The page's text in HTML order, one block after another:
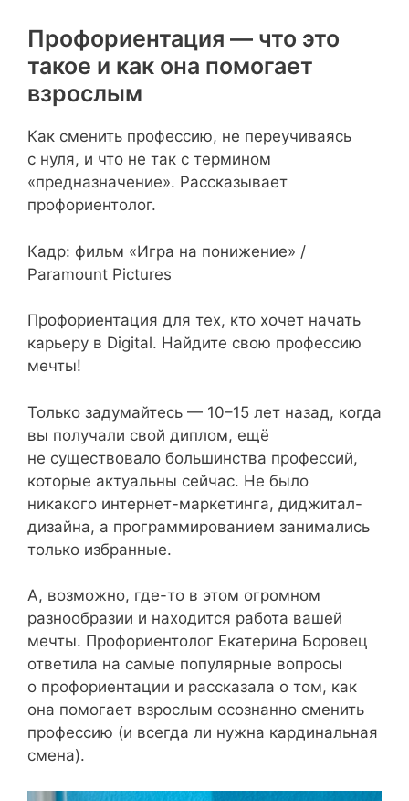
Профориентация — что это
такое и как она помогает
взрослым
Как сменить профессию, не переучиваясь
с нуля, и что не так с термином
«предназначение». Рассказывает
профориентолог.
Кадр: фильм «Игра на понижение» /
Paramount Pictures
Профориентация для тех, кто хочет начать
карьеру в Digital. Найдите свою профессию
мечты!
Только задумайтесь — 10–15 лет назад, когда
вы получали свой диплом, ещё
не существовало большинства профессий,
которые актуальны сейчас. Не было
никакого интернет-маркетинга, диджитал-
дизайна, а программированием занимались
только избранные.
А, возможно, где-то в этом огромном
разнообразии и находится работа вашей
мечты. Профориентолог Екатерина Боровец
ответила на самые популярные вопросы
о профориентации и рассказала о том, как
она помогает взрослым осознанно сменить
профессию (и всегда ли нужна кардинальная
смена).